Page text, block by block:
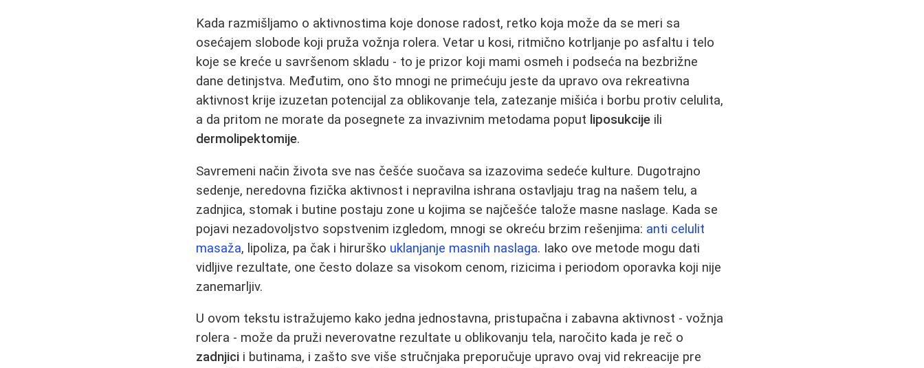
Kada razmišljamo o aktivnostima koje donose radost, retko koja može da se meri sa
osećajem slobode koji pruža vožnja rolera. Vetar u kosi, ritmično kotrljanje po asfaltu i telo
koje se kreće u savršenom skladu - to je prizor koji mami osmeh i podseća na bezbrižne
dane detinjstva. Međutim, ono što mnogi ne primećuju jeste da upravo ova rekreativna
aktivnost krije izuzetan potencijal za oblikovanje tela, zatezanje mišića i borbu protiv celulita,
a da pritom ne morate da posegnete za invazivnim metodama poput liposukcije ili
dermolipektomije.
Savremeni način života sve nas češće suočava sa izazovima sedeće kulture. Dugotrajno
sedenje, neredovna fizička aktivnost i nepravilna ishrana ostavljaju trag na našem telu, a
zadnjica, stomak i butine postaju zone u kojima se najčešće talože masne naslage. Kada se
pojavi nezadovoljstvo sopstvenim izgledom, mnogi se okreću brzim rešenjima: anti celulit
masaža, lipoliza, pa čak i hirurško uklanjanje masnih naslaga. Iako ove metode mogu dati
vidljive rezultate, one često dolaze sa visokom cenom, rizicima i periodom oporavka koji nije
zanemarljiv.
U ovom tekstu istražujemo kako jedna jednostavna, pristupačna i zabavna aktivnost - vožnja
rolera - može da pruži neverovatne rezultate u oblikovanju tela, naročito kada je reč o
zadnjici i butinama, i zašto sve više stručnjaka preporučuje upravo ovaj vid rekreacije pre